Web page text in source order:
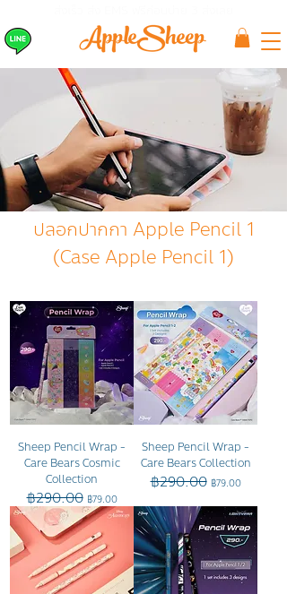
ปลอกปากกา Apple Pencil 1
(Case Apple Pencil 1)
Sheep Pencil Wrap -
Care Bears Cosmic
Collection
ราคาปกติ
฿290.00 ราคาขายลด
฿79.00
Sheep Pencil Wrap -
Care Bears Collection
ราคาปกติ
฿290.00 ราคาขายลด
฿79.00